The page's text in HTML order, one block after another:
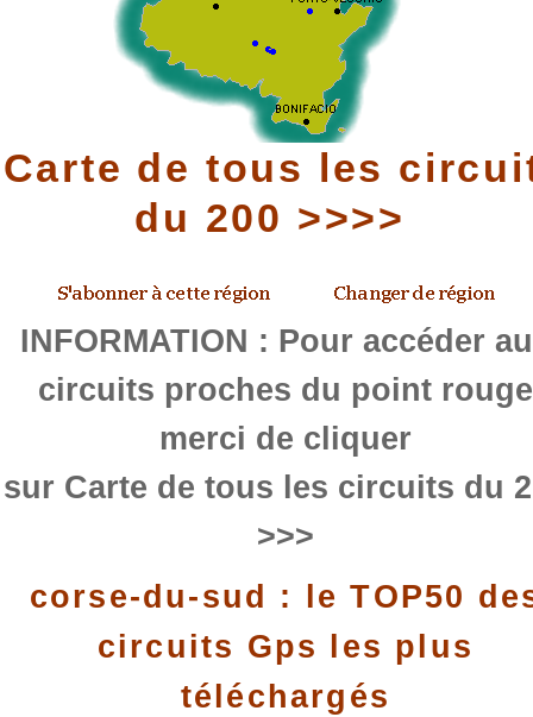
Carte de tous les
du 200 >>>>
INFORMATION : Pour accéder
circuits proches du point rouge
merci de cliquer
sur Carte de tous les circuits du
>>>
corse-du-sud : le TOP50
circuits Gps les plus
téléchargés